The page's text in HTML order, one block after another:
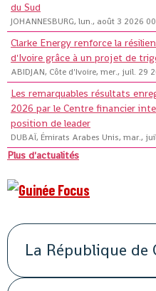
du Sud
JOHANNESBURG, lun., août 3 2026
Clarke Energy renforce la
d'Ivoire grâce à un projet de
ABIDJAN, Côte d'Ivoire, mer., juil. 29
Les remarquables résultats
2026 par le Centre financier
position de leader
DUBAÏ, Émirats Arabes Unis, mar.,
Plus d'actualités
La République de